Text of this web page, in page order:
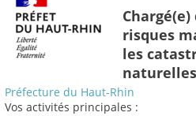
risques
les
Préfecture du Haut-Rhin
Vos activités principales :